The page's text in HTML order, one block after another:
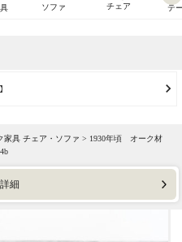
ソファ チェア テ
家具 チェア・ソファ > 1930年頃 オーク材
細